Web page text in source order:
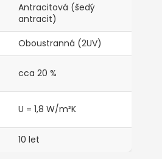
Antracitová (šedý
antracit)
Oboustranná (2UV)
cca 20 %
U = 1,8 W/m²K
10 let